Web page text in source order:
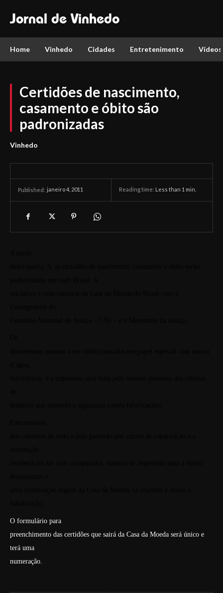
Jornal de Vinhedo
Home Vinhedo Cidades Entretenimento Vídeos
Certidões de nascimento,
casamento e óbito são
padronizadas
Vinhedo
Published: janeiro 4, 2011 Reading time: Less than 1 min.
O formulário para
preenchimento das certidões que sairá da Casa da Moeda será único e
terá uma
numeração.